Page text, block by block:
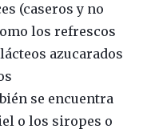
(caseros y no
los refrescos
azucarados
se encuentra
o los siropes o